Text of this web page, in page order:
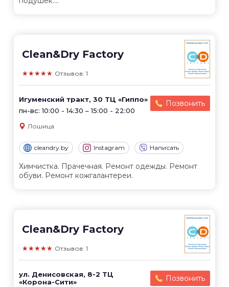
Clean&Dry Factory
★★★★★ Отзывов: 1
Игуменский тракт, 30 ТЦ «Гиппо»
пн-вс: 10:00 - 14:30 – 15:00 - 22:00
Позвонить
Лошица
cleandry.by Instagram Написать
Химчистка. Прачечная. Ремонт одежды. Ремонт
обуви. Ремонт кожгалантереи.
Clean&Dry Factory
★★★★★ Отзывов: 1
ул. Денисовская, 8-2 ТЦ
«Корона-Сити»
Позвонить